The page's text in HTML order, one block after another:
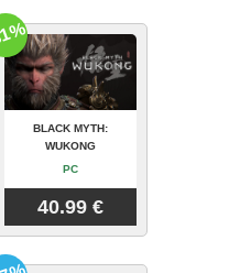
BLACK MYTH:
WUKONG
PC
40.99 €